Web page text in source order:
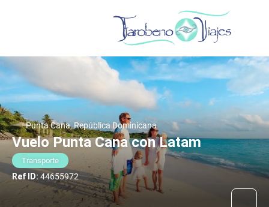
Punta Cana, República Dominicana
Vuelo Punta Cana con Latam
Transporte
Ref ID: 44655972